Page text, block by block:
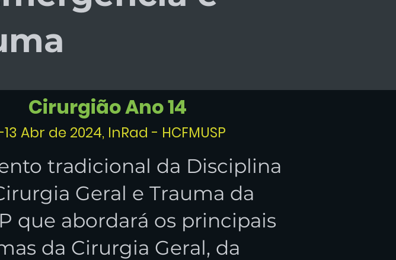
Cirurgião Ano 14
13 Abr de 2024, InRad - HCFMUSP
tradicional da Disciplina
Geral e Trauma da
que abordará os principais
da Cirurgia Geral, da